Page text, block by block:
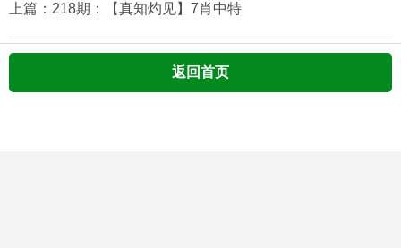
上篇：218期：【真知灼见】7肖中特
返回首页